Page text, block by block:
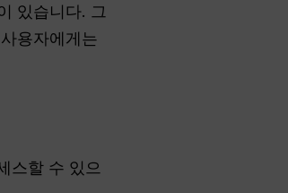
있습니다. 그
용자에게는
스할 수 있으